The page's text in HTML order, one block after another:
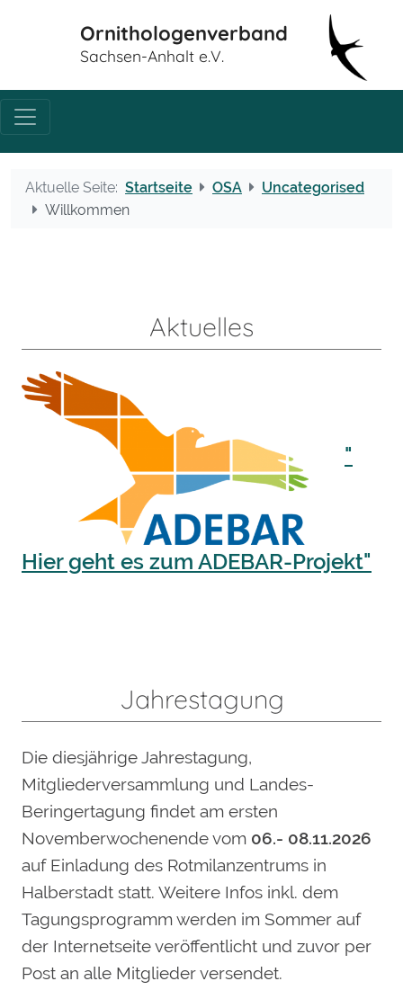
Ornithologenverband
Sachsen-Anhalt e.V.
Aktuelle Seite: Startseite OSA
Uncategorised
Willkommen
Aktuelles
"
Hier geht es zum ADEBAR-Projekt"
Jahrestagung
Die diesjährige Jahrestagung,
Mitgliederversammlung und Landes-
Beringertagung findet am ersten
Novemberwochenende vom 06.- 08.11.2026
auf Einladung des Rotmilanzentrums in
Halberstadt statt. Weitere Infos inkl. dem
Tagungsprogramm werden im Sommer auf
der Internetseite veröffentlicht und zuvor per
Post an alle Mitglieder versendet.